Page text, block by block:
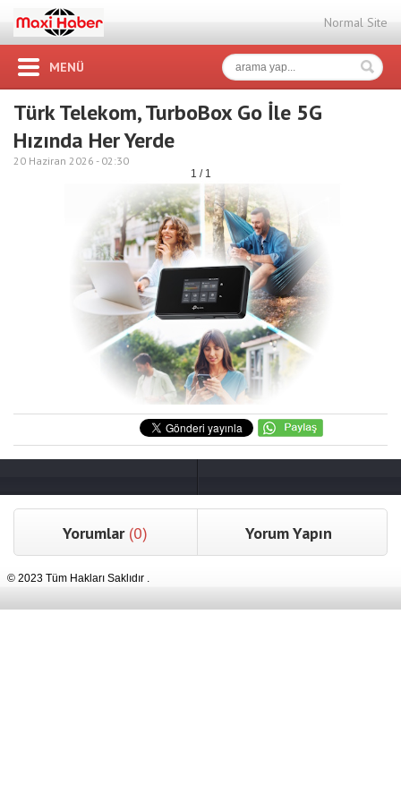
Normal Site
MENÜ
Türk Telekom, TurboBox Go İle 5G
Hızında Her Yerde
20 Haziran 2026 - 02:30
1 / 1
Yorumlar (0) Yorum Yapın
© 2023 Tüm Hakları Saklıdır .